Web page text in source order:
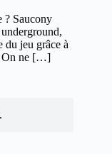
Saucony
du jeu grâce à
On ne […]